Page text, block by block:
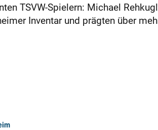
TSVW-Spielern: Michael
Inventar und prägten über